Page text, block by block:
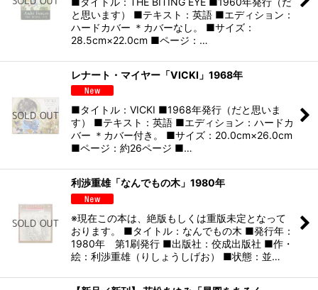
と思います） ■テキスト：英語 ■エディション：
ハードカバー ＊カバーなし。 ■サイズ：
28.5cm×22.0cm ■ページ：…
レナート・マイヤー「VICKI」1968年
■タイトル：VICKI ■1968年発行（だと思いま
す） ■テキスト：英語 ■エディション：ハードカ
バー ＊カバー付き。 ■サイズ：20.0cm×26.0cm
■ページ：約26ページ ■…
利渉重雄「なんでもの木」1980年
※現在この本は、絶版もしくは重版未定となって
おります。 ■タイトル：なんでもの木 ■発行年：
1980年 第1刷発行 ■出版社：佼成出版社 ■作・
絵：利渉重雄（りしょうしげお） ■状態：並…